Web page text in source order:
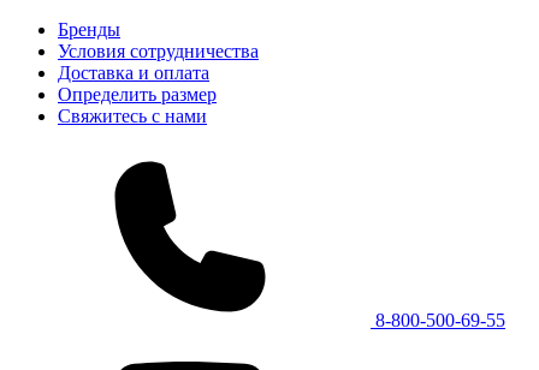
Бренды
Условия сотрудничества
Доставка и оплата
Определить размер
Свяжитесь с нами
8-800-500-69-55